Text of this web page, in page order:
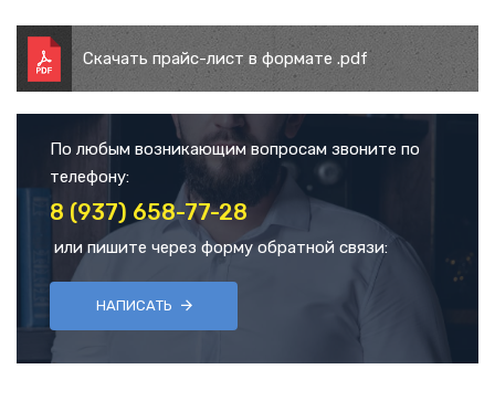
Скачать прайс-лист в формате .pdf
По любым возникающим вопросам звоните по
телефону:
8 (937) 658-77-28
или пишите через форму обратной связи:
НАПИСАТЬ